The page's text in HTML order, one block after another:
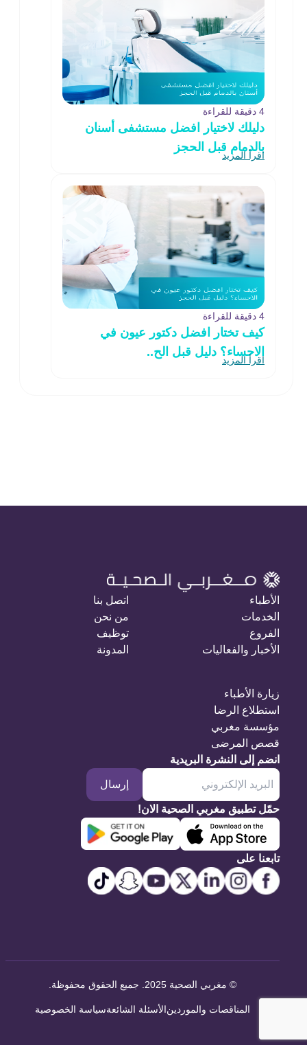
4 دقيقة للقراءة
دليلك لاختيار افضل مستشفى أسنان
بالدمام قبل الحجز
اقرأ المزيد
4 دقيقة للقراءة
كيف تختار افضل دكتور عيون في
الاحساء؟ دليل قبل الح..
اقرأ المزيد
الأطباء
الخدمات
الفروع
الأخبار والفعاليات
اتصل بنا
من نحن
توظيف
المدونة
زيارة الأطباء
استطلاع الرضا
مؤسسة مغربي
قصص المرضى
انضم إلى النشرة البريدية
إرسال
حمّل تطبيق مغربي الصحية الان!
تابعنا على
© مغربي الصحية 2025. جميع الحقوق محفوظة
المناقصات والموردينالأسئلة الشائعةسياسة الخصوصية